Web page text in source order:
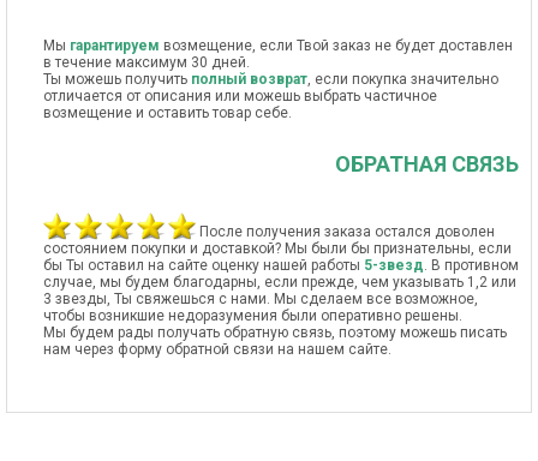
Мы гарантируем возмещение, если Твой заказ не будет доставлен
в течение максимум 30 дней.
Ты можешь получить полный возврат, если покупка значительно
отличается от описания или можешь выбрать частичное
возмещение и оставить товар себе.
ОБРАТНАЯ СВЯЗЬ
После получения заказа остался доволен
состоянием покупки и доставкой? Мы были бы признательны, если
бы Ты оставил на сайте оценку нашей работы 5-звезд. В противном
случае, мы будем благодарны, если прежде, чем указывать 1,2 или
3 звезды, Ты свяжешься с нами. Мы сделаем все возможное,
чтобы возникшие недоразумения были оперативно решены.
Мы будем рады получать обратную связь, поэтому можешь писать
нам через форму обратной связи на нашем сайте.